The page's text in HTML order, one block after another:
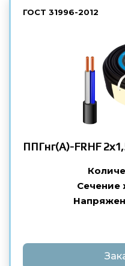
ГОСТ 31996-2012
ППГнг(А)-FRHF
Сечение